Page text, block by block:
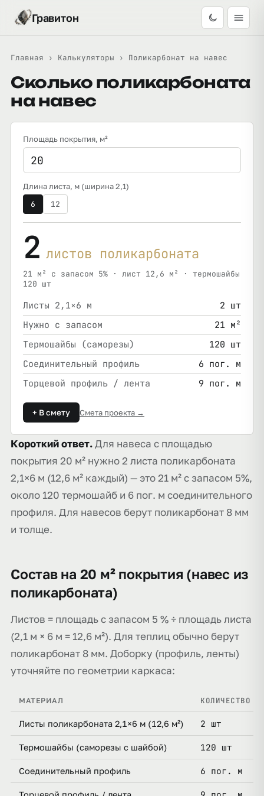
Гравитон
Главная › Калькуляторы › Поликарбонат на навес
Сколько поликарбоната
на навес
Площадь покрытия, м²
Длина листа, м (ширина 2,1)
6 12
2 листов поликарбоната
21 м² с запасом 5% · лист 12,6 м² · термошайбы
120 шт
Листы 2,1×6 м
2 шт
Нужно с запасом
21 м²
Термошайбы (саморезы)
120 шт
Соединительный профиль
6 пог. м
Торцевой профиль / лента
9 пог. м
+ В смету Смета проекта →
Короткий ответ.Для навеса с площадью
покрытия 20 м² нужно 2 листа поликарбоната
2,1×6 м (12,6 м² каждый) — это 21 м² с запасом 5%,
около 120 термошайб и 6 пог. м соединительного
профиля. Для навесов берут поликарбонат 8 мм
и толще.
Состав на 20 м² покрытия (навес из
поликарбоната)
Листов = площадь с запасом 5 % ÷ площадь листа
(2,1 м × 6 м = 12,6 м²). Для теплиц обычно берут
поликарбонат 8 мм. Доборку (профиль, ленты)
уточняйте по геометрии каркаса:
МАТЕРИАЛ КОЛИЧЕСТВО
Листы поликарбоната 2,1×6 м (12,6 м²) 2 шт
Термошайбы (саморезы с шайбой) 120 шт
Соединительный профиль 6 пог. м